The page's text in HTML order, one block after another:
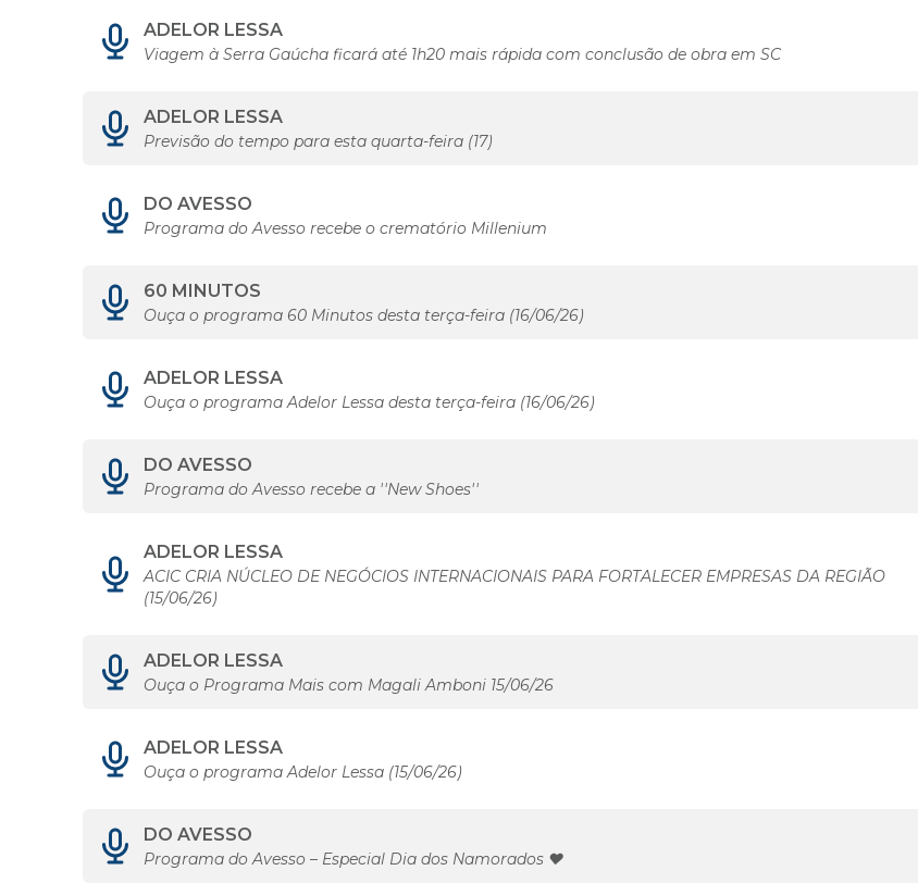
ADELOR LESSA
Viagem à Serra Gaúcha ficará até 1h20 mais rápida com conclusão de obra em SC
ADELOR LESSA
Previsão do tempo para esta quarta-feira (17)
DO AVESSO
Programa do Avesso recebe o crematório Millenium
60 MINUTOS
Ouça o programa 60 Minutos desta terça-feira (16/06/26)
ADELOR LESSA
Ouça o programa Adelor Lessa desta terça-feira (16/06/26)
DO AVESSO
Programa do Avesso recebe a ''New Shoes''
ADELOR LESSA
ACIC CRIA NÚCLEO DE NEGÓCIOS INTERNACIONAIS PARA FORTALECER EMPRESAS DA REGIÃO
(15/06/26)
ADELOR LESSA
Ouça o Programa Mais com Magali Amboni 15/06/26
ADELOR LESSA
Ouça o programa Adelor Lessa (15/06/26)
DO AVESSO
Programa do Avesso – Especial Dia dos Namorados ❤️